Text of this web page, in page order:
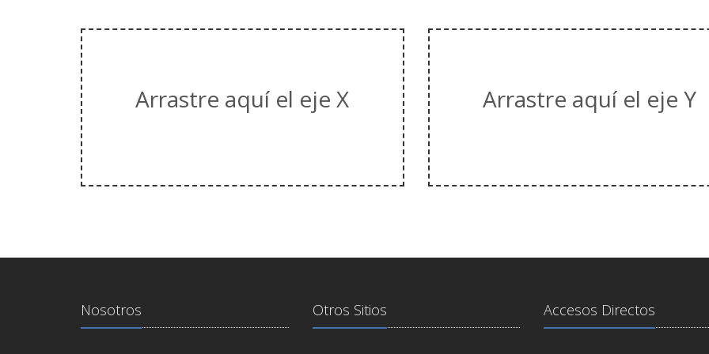
Arrastre aquí el eje X Arrastre aquí el eje Y
Nosotros Otros Sitios Accesos Directos